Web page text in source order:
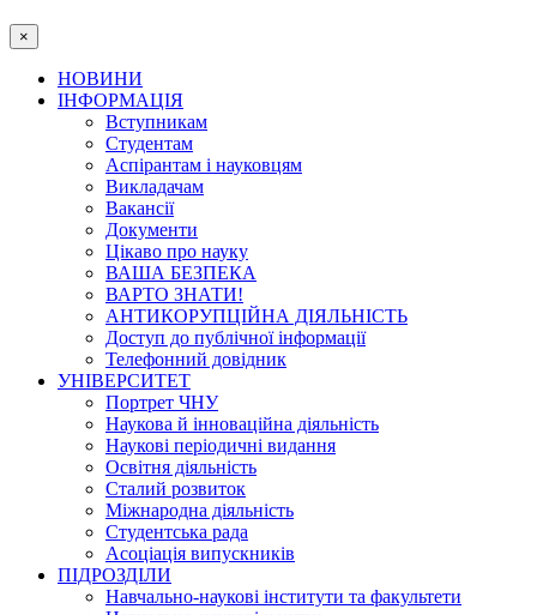
×
НОВИНИ
ІНФОРМАЦІЯ
Вступникам
Студентам
Аспірантам і науковцям
Викладачам
Вакансії
Документи
Цікаво про науку
ВАША БЕЗПЕКА
ВАРТО ЗНАТИ!
АНТИКОРУПЦІЙНА ДІЯЛЬНІСТЬ
Доступ до публічної інформації
Телефонний довідник
УНІВЕРСИТЕТ
Портрет ЧНУ
Наукова й інноваційна діяльність
Наукові періодичні видання
Освітня діяльність
Сталий розвиток
Міжнародна діяльність
Студентська рада
Асоціація випускників
ПІДРОЗДІЛИ
Навчально-наукові інститути та факультети